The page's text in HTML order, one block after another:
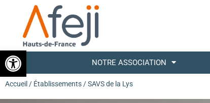
Ouvrir la barre d’outils
NOTRE ASSOCIATION
Accueil / Établissements / SAVS de la Lys